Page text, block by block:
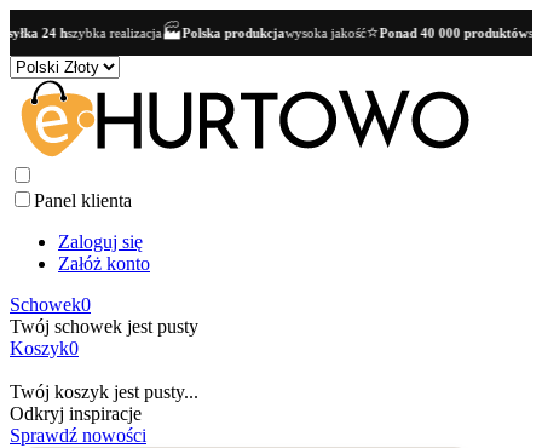
24 hszybka realizacja🏭Polska produkcjawysoka jakość⭐Ponad 40 000 produktów
Panel klienta
Zaloguj się
Załóż konto
Schowek0
Twój schowek jest pusty
Koszyk0
Twój koszyk jest pusty...
Odkryj inspiracje
Sprawdź nowości